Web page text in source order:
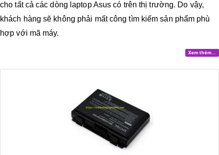
cho tất cả các dòng laptop Asus có trên thị trường. Do vậy,
khách hàng sẽ không phải mất công tìm kiếm sản phẩm phù
hợp với mã máy.
Xem thêm...